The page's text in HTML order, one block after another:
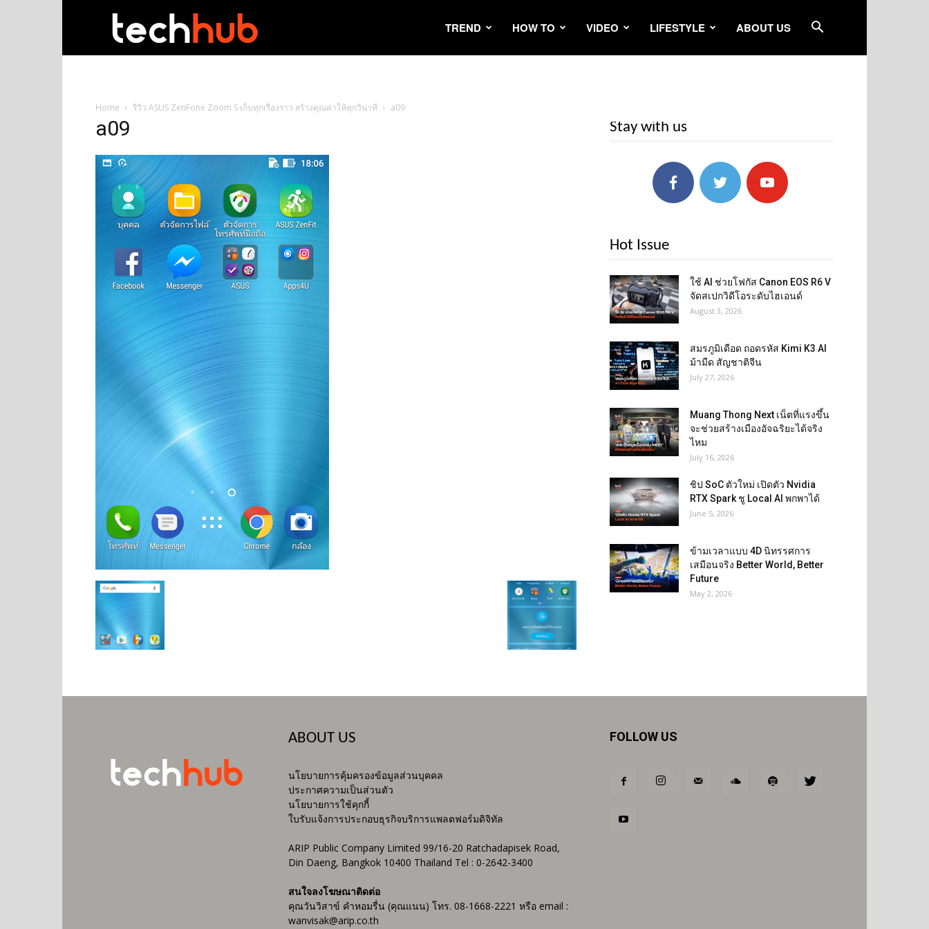
TREND HOW TO VIDEO LIFESTYLE ABOUT US
Home รีวิว ASUS ZenFone Zoom S เก็บทุกเรื่องราว สร้างคุณค่าให้ทุกวินาที a09
a09 Stay with us
Hot Issue
ใช้ AI ช่วยโฟกัส Canon EOS R6 V
จัดสเปกวิดีโอระดับไฮเอนด์
August 3, 2026
สมรภูมิเดือด ถอดรหัส Kimi K3 AI
ม้ามืด สัญชาติจีน
July 27, 2026
Muang Thong Next เน็ตที่แรงขึ้น
จะช่วยสร้างเมืองอัจฉริยะได้จริง
ไหม
July 16, 2026
ชิป SoC ตัวใหม่ เปิดตัว Nvidia
RTX Spark ชู Local AI พกพาได้
June 5, 2026
ข้ามเวลาแบบ 4D นิทรรศการ
เสมือนจริง Better World, Better
Future
May 2, 2026
ABOUT US
นโยบายการคุ้มครองข้อมูลส่วนบุคคล
ประกาศความเป็นส่วนตัว
นโยบายการใช้คุกกี้
ใบรับแจ้งการประกอบธุรกิจบริการแพลตฟอร์มดิจิทัล
ARIP Public Company Limited 99/16-20 Ratchadapisek Road,
Din Daeng, Bangkok 10400 Thailand Tel : 0-2642-3400
สนใจลงโฆษณาติดต่อ
คุณวันวิสาข์ คำหอมรื่น (คุณแนน) โทร. 08-1668-2221 หรือ email :
wanvisak@arip.co.th
FOLLOW US